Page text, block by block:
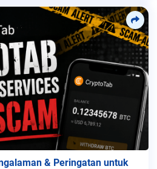
& Peringatan untuk